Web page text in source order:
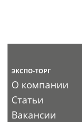
ЭКСПО-ТОРГ
О компании
Статьи
Вакансии